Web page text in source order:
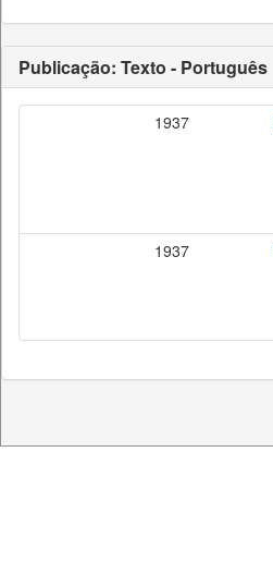
Publicação: Texto - Português
1937
1937